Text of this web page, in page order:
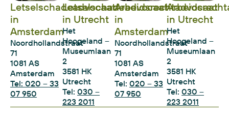
Letselschadeadvocaat
in
Amsterdam
Noordhollandstraat
71
1081 AS
Amsterdam
Tel: 020 – 33
07 950
Letselschadeadvocaat
in Utrecht
Het
Hoogeland –
Museumlaan
2
3581 HK
Utrecht
Tel: 030 –
223 2011
Arbeidsrechtadvocaat
in
Amsterdam
Noordhollandstraat
71
1081 AS
Amsterdam
Tel: 020 – 33
07 950
in Utrecht
Het
Hoogeland –
Museumlaan
2
3581 HK
Utrecht
Tel: 030 –
223 2011